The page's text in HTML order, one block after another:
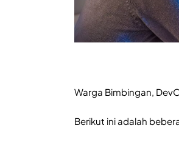
Warga Bimbingan,
Berikut ini adalah